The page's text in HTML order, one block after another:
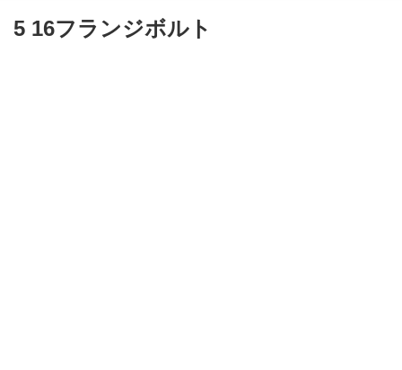
ジボルト
5 16フランジボルト